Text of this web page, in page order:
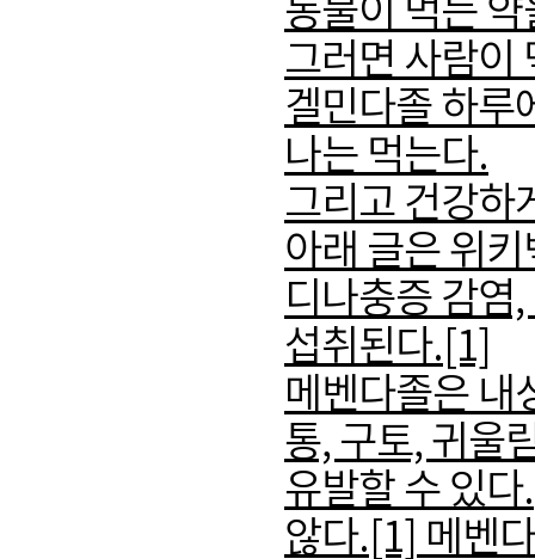
동물이 먹는
그러면 사람이
겔민다졸 하루
나는 먹는다.
그리고 건강하
아래 글은 위
디나충증 감염
섭취된다.[1]
메벤다졸은 내
통, 구토, 귀울
유발할 수 있
않다.[1] 메벤